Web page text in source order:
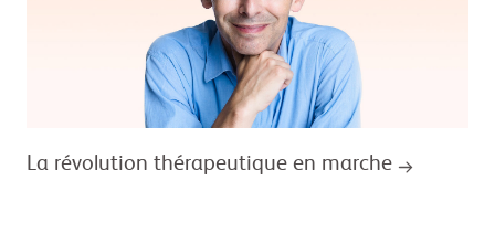
La révolution thérapeutique en marche